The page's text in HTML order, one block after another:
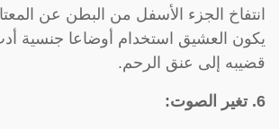
انتفاخ الجزء الأسفل من البطن عن
يكون العشيق استخدام أوضاعا جنسية
قضيبه إلى عنق الرحم.
6. تغير الصوت: